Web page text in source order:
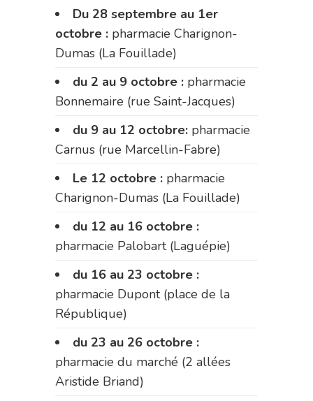
Du 28 septembre au 1er
octobre : pharmacie Charignon-
Dumas (La Fouillade)
du 2 au 9 octobre : pharmacie
Bonnemaire (rue Saint-Jacques)
du 9 au 12 octobre: pharmacie
Carnus (rue Marcellin-Fabre)
Le 12 octobre : pharmacie
Charignon-Dumas (La Fouillade)
du 12 au 16 octobre :
pharmacie Palobart (Laguépie)
du 16 au 23 octobre :
pharmacie Dupont (place de la
République)
du 23 au 26 octobre :
pharmacie du marché (2 allées
Aristide Briand)